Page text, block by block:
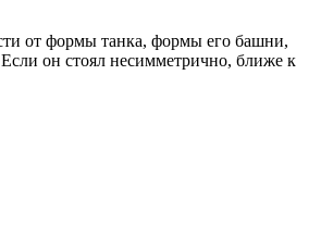
от формы танка, формы его башни,
он стоял несимметрично, ближе к